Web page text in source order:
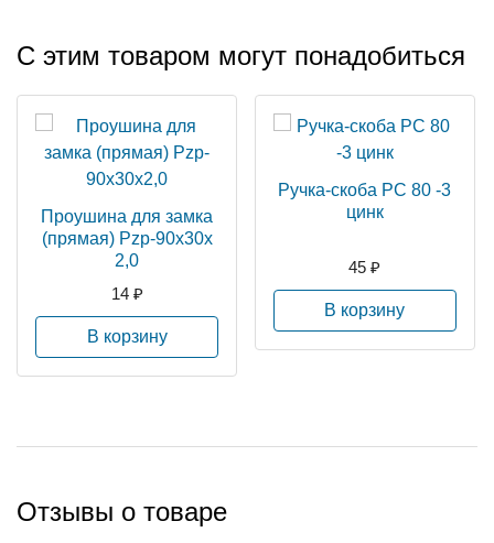
С этим товаром могут понадобиться
Проушина для замка
(прямая) Pzp-90х30х
2,0
14 ₽
В корзину
Ручка-скоба РС 80 -3
цинк
45 ₽
В корзину
Отзывы о товаре